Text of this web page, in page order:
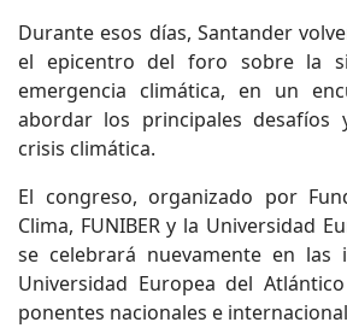
Durante esos días, Santander
el epicentro del foro sobre la
emergencia climática, en un
abordar los principales desafíos
crisis climática.
El congreso, organizado por
Clima, FUNIBER y la Universidad
se celebrará nuevamente en las
Universidad Europea del
ponentes nacionales e